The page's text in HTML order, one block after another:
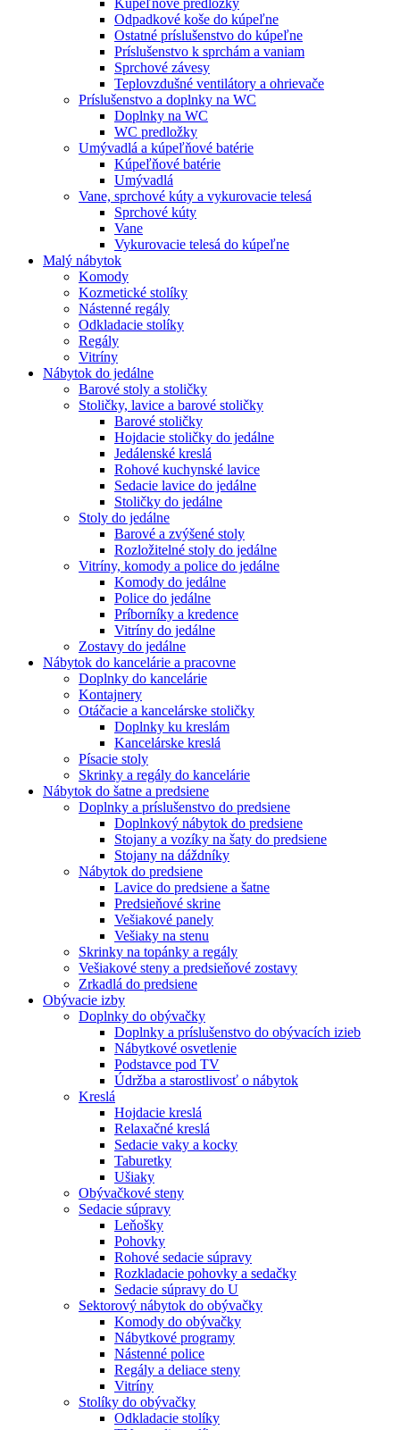
Odpadkové koše do kúpeľne
Ostatné príslušenstvo do kúpeľne
Príslušenstvo k sprchám a vaniam
Sprchové závesy
Teplovzdušné ventilátory a ohrievače
Príslušenstvo a doplnky na WC
Doplnky na WC
WC predložky
Umývadlá a kúpeľňové batérie
Kúpeľňové batérie
Umývadlá
Vane, sprchové kúty a vykurovacie telesá
Sprchové kúty
Vane
Vykurovacie telesá do kúpeľne
Malý nábytok
Komody
Kozmetické stolíky
Nástenné regály
Odkladacie stolíky
Regály
Vitríny
Nábytok do jedálne
Barové stoly a stoličky
Stoličky, lavice a barové stoličky
Barové stoličky
Hojdacie stoličky do jedálne
Jedálenské kreslá
Rohové kuchynské lavice
Sedacie lavice do jedálne
Stoličky do jedálne
Stoly do jedálne
Barové a zvýšené stoly
Rozložitelné stoly do jedálne
Vitríny, komody a police do jedálne
Komody do jedálne
Police do jedálne
Príborníky a kredence
Vitríny do jedálne
Zostavy do jedálne
Nábytok do kancelárie a pracovne
Doplnky do kancelárie
Kontajnery
Otáčacie a kancelárske stoličky
Doplnky ku kreslám
Kancelárske kreslá
Písacie stoly
Skrinky a regály do kancelárie
Nábytok do šatne a predsiene
Doplnky a príslušenstvo do predsiene
Doplnkový nábytok do predsiene
Stojany a vozíky na šaty do predsiene
Stojany na dáždníky
Nábytok do predsiene
Lavice do predsiene a šatne
Predsieňové skrine
Vešiakové panely
Vešiaky na stenu
Skrinky na topánky a regály
Vešiakové steny a predsieňové zostavy
Zrkadlá do predsiene
Obývacie izby
Doplnky do obývačky
Doplnky a príslušenstvo do obývacích izieb
Nábytkové osvetlenie
Podstavce pod TV
Údržba a starostlivosť o nábytok
Kreslá
Hojdacie kreslá
Relaxačné kreslá
Sedacie vaky a kocky
Taburetky
Ušiaky
Obývačkové steny
Sedacie súpravy
Leňošky
Pohovky
Rohové sedacie súpravy
Rozkladacie pohovky a sedačky
Sedacie súpravy do U
Sektorový nábytok do obývačky
Komody do obývačky
Nábytkové programy
Nástenné police
Regály a deliace steny
Vitríny
Stolíky do obývačky
Odkladacie stolíky